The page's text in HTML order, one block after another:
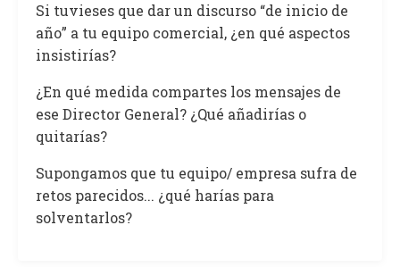
Si tuvieses que dar un discurso “de inicio de
año” a tu equipo comercial, ¿en qué aspectos
insistirías?
¿En qué medida compartes los mensajes de
ese Director General? ¿Qué añadirías o
quitarías?
Supongamos que tu equipo/ empresa sufra de
retos parecidos... ¿qué harías para
solventarlos?